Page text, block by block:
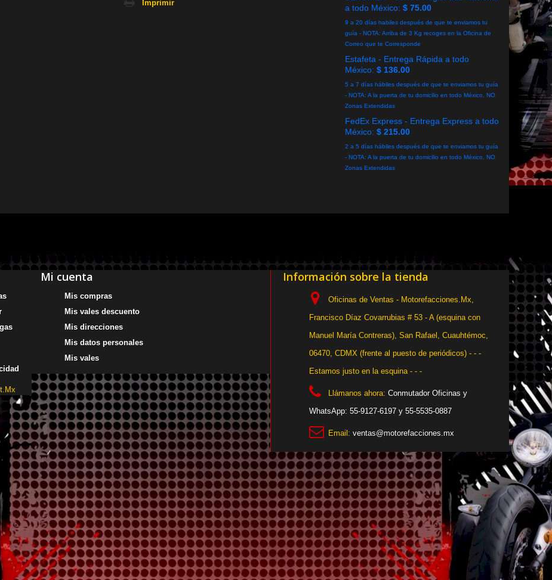
Imprimir
a todo México: $ 75.00
9 a 20 días habiles después de que te enviamos tu
guía - NOTA: Arriba de 3 Kg recoges en la Oficina de
Correo que te Corresponde
Estafeta - Entrega Rápida a todo
México: $ 136.00
5 a 7 días hábiles después de que te enviamos tu guía
- NOTA: A la puerta de tu domicilio en todo México, NO
Zonas Extendidas
FedEx Express - Entrega Express a todo
México: $ 215.00
2 a 5 días hábiles después de que te enviamos tu guía
- NOTA: A la puerta de tu domicilio en todo México, NO
Zonas Extendidas
Mi cuenta
Mis compras
Mis vales descuento
Mis direcciones
Mis datos personales
Mis vales
Información sobre la tienda
Oficinas de Ventas - Motorefacciones.Mx,
Francisco Díaz Covarrubias # 53 - A (esquina con
Manuel María Contreras), San Rafael, Cuauhtémoc,
06470, CDMX (frente al puesto de periódicos) - - -
Estamos justo en la esquina - - -
Llámanos ahora: Conmutador Oficinas y
WhatsApp: 55-9127-6197 y 55-5535-0887
Email: ventas@motorefacciones.mx